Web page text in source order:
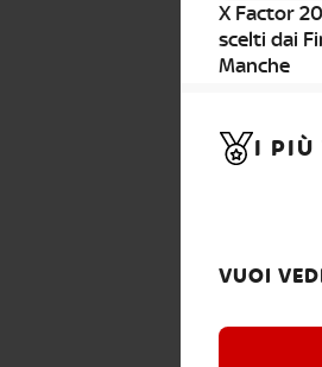
X Factor
scelti dai
Manche
I PIÙ
VUOI